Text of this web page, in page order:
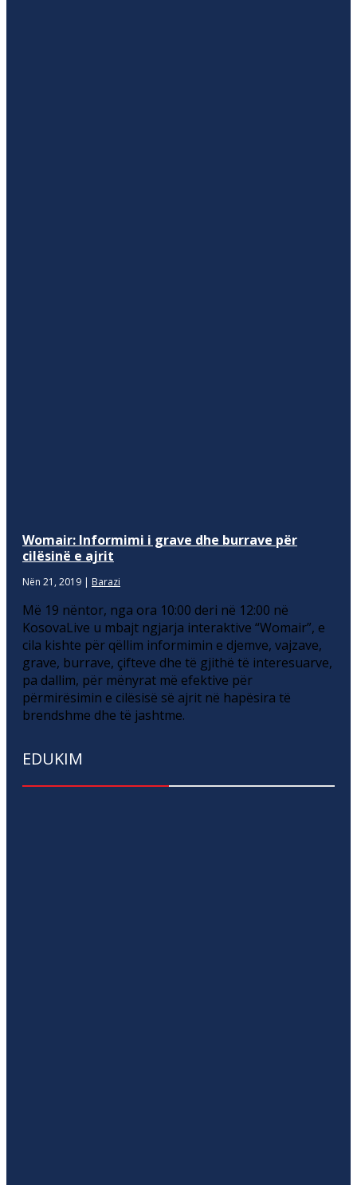
Womair: Informimi i grave dhe burrave për
cilësinë e ajrit
Nën 21, 2019 | Barazi
Më 19 nëntor, nga ora 10:00 deri në 12:00 në
KosovaLive u mbajt ngjarja interaktive “Womair”, e
cila kishte për qëllim informimin e djemve, vajzave,
grave, burrave, çifteve dhe të gjithë të interesuarve,
pa dallim, për mënyrat më efektive për
përmirësimin e cilësisë së ajrit në hapësira të
brendshme dhe të jashtme.
EDUKIM